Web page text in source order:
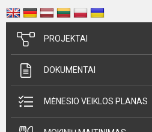
PROJEKTAI
DOKUMENTAI
MĖNESIO VEIKLOS PLANAS